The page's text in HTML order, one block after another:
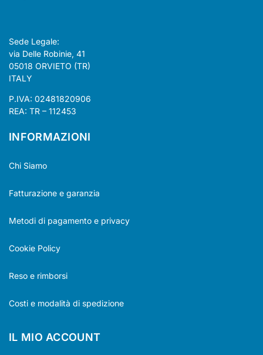
Sede Legale:
via Delle Robinie, 41
05018 ORVIETO (TR)
ITALY
P.IVA: 02481820906
REA: TR – 112453
INFORMAZIONI
Chi Siamo
Fatturazione e garanzia
Metodi di pagamento e privacy
Cookie Policy
Reso e rimborsi
Costi e modalità di spedizione
IL MIO ACCOUNT